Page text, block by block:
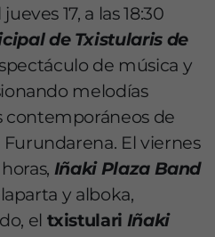
17, a las 18:30
de Txistularis de
de música y
melodías
contemporáneos de
El viernes
Iñaki Plaza Band
y alboka,
el txistulari Iñaki